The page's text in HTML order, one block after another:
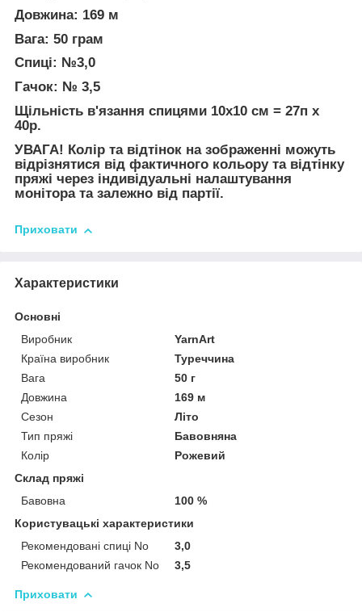
Довжина: 169 м
Вага: 50 грам
Спиці: №3,0
Гачок: № 3,5
Щільність в'язання спицями 10х10 см = 27п х
40р.
УВАГА! Колір та відтінок на зображенні можуть
відрізнятися від фактичного кольору та відтінку
пряжі через індивідуальні налаштування
монітора та залежно від партії.
Приховати
Характеристики
Основні
Виробник
YarnArt
Країна виробник
Туреччина
Вага
50 г
Довжина
169 м
Сезон
Літо
Тип пряжі
Бавовняна
Колір
Рожевий
Склад пряжі
Бавовна
100 %
Користувацькі характеристики
Рекомендовані спиці No
3,0
Рекомендований гачок No
3,5
Приховати